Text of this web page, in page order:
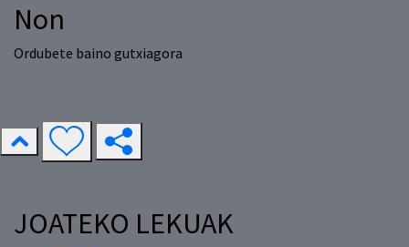
Non
Ordubete baino gutxiagora
JOATEKO LEKUAK